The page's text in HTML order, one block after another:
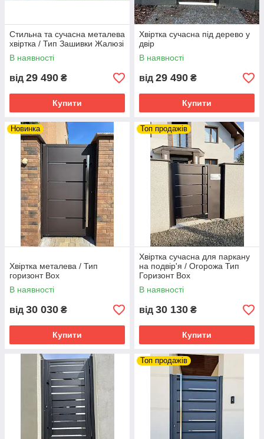
Стильна та сучасна металева
хвіртка / Тип Зашивки Жалюзі
В наявності
від 29 490 ₴
Купити
Хвіртка сучасна під дерево у
двір
В наявності
від 29 490 ₴
Купити
Новинка
Хвіртка металева / Тип
горизонт Box
В наявності
від 30 030 ₴
Купити
Топ продажів
Хвіртка сучасна для паркану
на подвір'я / Огорожа Тип
Горизонт Box
В наявності
від 30 130 ₴
Купити
Топ продажів